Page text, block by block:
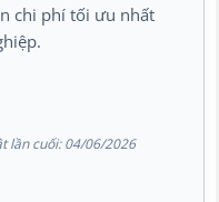
chi phí tối ưu nhất
lần cuối:04/06/2026